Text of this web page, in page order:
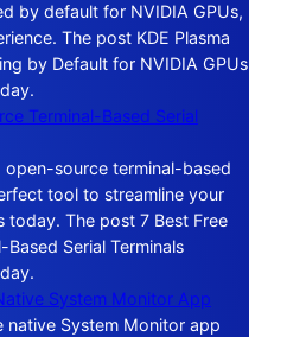
by default for NVIDIA GPUs,
The post KDE Plasma
by Default for NVIDIA GPUs
Terminal-Based Serial
source terminal-based
tool to streamline your
today. The post 7 Best Free
Serial Terminals
System Monitor App
native System Monitor app